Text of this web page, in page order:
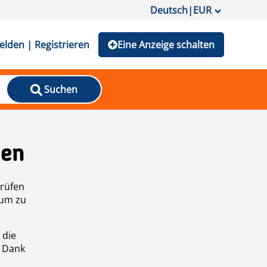
Deutsch|EUR
| Registrieren Eine Anzeige schalten
Suchen
zu
die